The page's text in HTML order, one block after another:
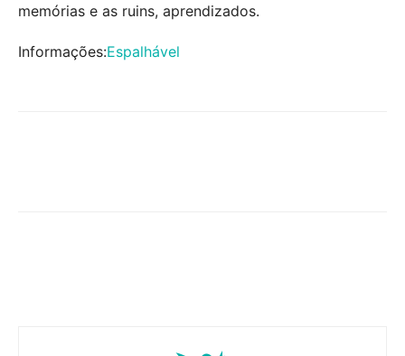
memórias e as ruins, aprendizados.
Informações:Espalhável